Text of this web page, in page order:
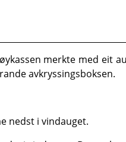
merkte med eit
avkryssingsboksen.
nedst i vindauget.